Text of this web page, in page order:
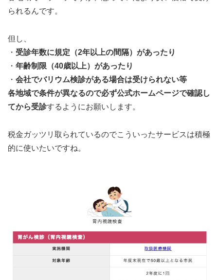
られるんです。
但し、
・ 受診年数に規定（2年以上の間隔）があったり
・ 年齢制限（40歳以上）があったり
・ 会社でバリウム検診がある場合は受けられない等
各地域で条件が異なるので必ず公式ホームページで確認し
てから受診するようにお願いします。
税金ガッツリ取られているのでこういったサービスは積極
的に使いたいですね。